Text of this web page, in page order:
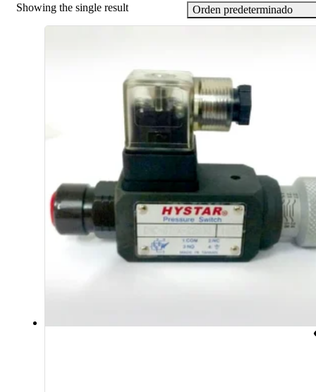
Showing the single result Orden predeterminado